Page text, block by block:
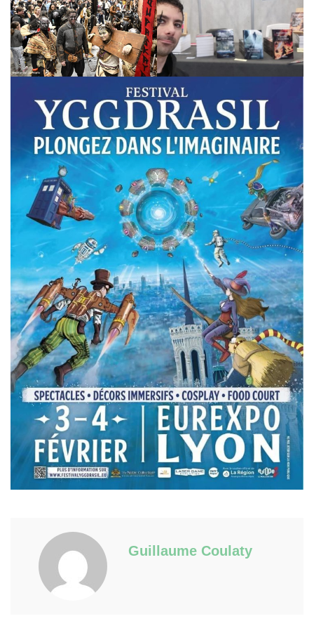
Guillaume Coulaty